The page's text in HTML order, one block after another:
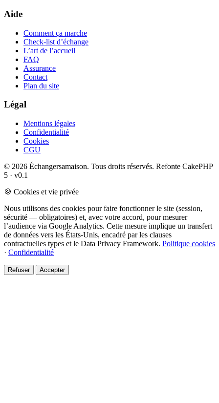
Aide
Comment ça marche
Check-list d’échange
L’art de l’accueil
FAQ
Assurance
Contact
Plan du site
Légal
Mentions légales
Confidentialité
Cookies
CGU
© 2026 Échangersamaison. Tous droits réservés. Refonte CakePHP
5 · v0.1
🍪 Cookies et vie privée
Nous utilisons des cookies pour faire fonctionner le site (session,
sécurité — obligatoires) et, avec votre accord, pour mesurer
l’audience via Google Analytics. Cette mesure implique un transfert
de données vers les États-Unis, encadré par les clauses
contractuelles types et le Data Privacy Framework. Politique cookies
· Confidentialité
Refuser Accepter